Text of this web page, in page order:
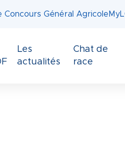
Concours Général Agricole
Les
actualités
Chat de
race